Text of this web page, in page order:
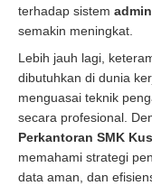
terhadap sistem
semakin meningkat.
Lebih jauh lagi,
dibutuhkan di dunia
menguasai teknik
secara profesional.
Perkantoran SMK
memahami strategi
data aman, dan